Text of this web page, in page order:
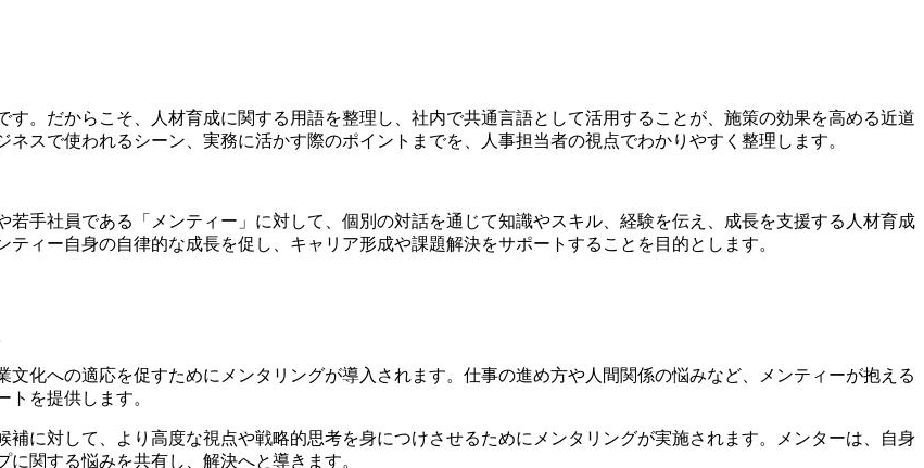
。だからこそ、人材育成に関する用語を整理し、社内で共通言語として活用することが、施策の効果を高める近道
スで使われるシーン、実務に活かす際のポイントまでを、人事担当者の視点でわかりやすく整理します。
手社員である「メンティー」に対して、個別の対話を通じて知識やスキル、経験を伝え、成長を支援する人材育成
ィー自身の自律的な成長を促し、キャリア形成や課題解決をサポートすることを目的とします。
化への適応を促すためにメンタリングが導入されます。仕事の進め方や人間関係の悩みなど、メンティーが抱える
を提供します。
補に対して、より高度な視点や戦略的思考を身につけさせるためにメンタリングが実施されます。メンターは、自身
関する悩みを共有し、解決へと導きます。